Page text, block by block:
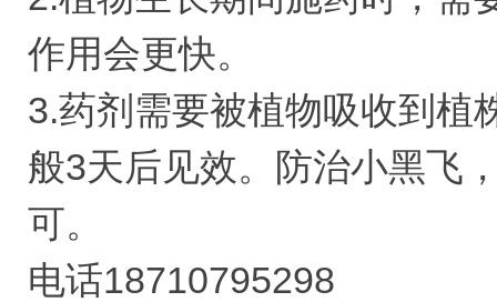
作用会更快。
3.药剂需要被植物吸收到植
般3天后见效。防治小黑飞
可。
电话18710795298